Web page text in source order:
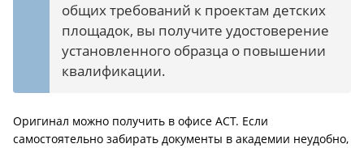
общих требований к проектам детских
площадок, вы получите удостоверение
установленного образца о повышении
квалификации.
Оригинал можно получить в офисе АСТ. Если
самостоятельно забирать документы в академии неудобно,